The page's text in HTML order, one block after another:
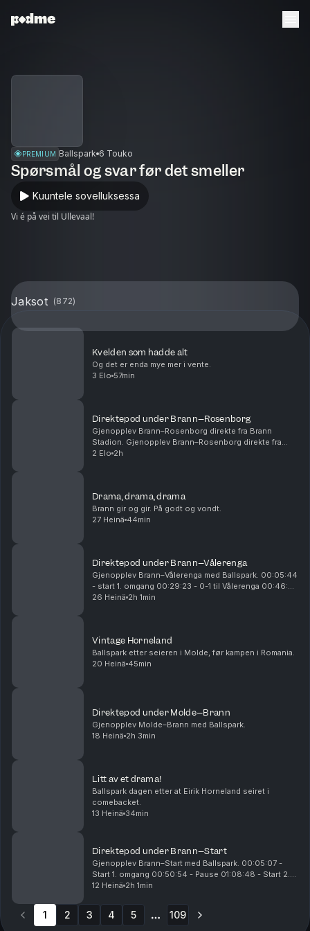
PREMIUM Ballspark 6 Touko
Spørsmål og svar før det smeller
Kuuntele sovelluksessa
Vi é på vei til Ullevaal!
Jaksot (872)
Kvelden som hadde alt
Og det er enda mye mer i vente.
3 Elo 57min
Direktepod under Brann–Rosenborg
Gjenopplev Brann–Rosenborg direkte fra Brann
Stadion. Gjenopplev Brann–Rosenborg direkte fra
Brann Stadion. 00:14:54 - Start 1. omgang 00:28:15 -
2 Elo 2h
Drama, drama, drama
Brann gir og gir. På godt og vondt.
27 Heinä 44min
Direktepod under Brann–Vålerenga
Gjenopplev Brann–Vålerenga med Ballspark. 00:05:44
- start 1. omgang 00:29:23 - 0-1 til Vålerenga 00:46:25
- 0-2 til Vålerenga 00:54:26 - 0-3 til Vålerenga
26 Heinä 2h 1min
Vintage Horneland
Ballspark etter seieren i Molde, før kampen i Romania.
20 Heinä 45min
Direktepod under Molde–Brann
Gjenopplev Molde–Brann med Ballspark.
18 Heinä 2h 3min
Litt av et drama!
Ballspark dagen etter at Eirik Horneland seiret i
comebacket.
13 Heinä 34min
Direktepod under Brann–Start
Gjenopplev Brann–Start med Ballspark. 00:05:07 -
Start 1. omgang 00:50:54 - Pause 01:08:48 - Start 2.
omgang 01:16:04 - 0-1 til Start 01:31:20 - 1-1 til Brann
12 Heinä 2h 1min
1 2 3 4 5 109